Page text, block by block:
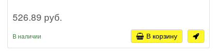
526.89 руб.
В наличии В корзину